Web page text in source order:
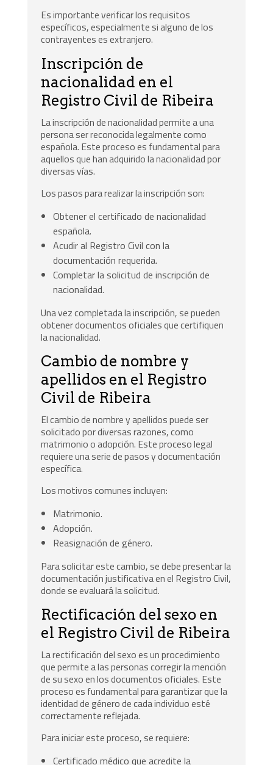
Es importante verificar los requisitos
específicos, especialmente si alguno de los
contrayentes es extranjero.
Inscripción de
nacionalidad en el
Registro Civil de Ribeira
La inscripción de nacionalidad permite a una
persona ser reconocida legalmente como
española. Este proceso es fundamental para
aquellos que han adquirido la nacionalidad por
diversas vías.
Los pasos para realizar la inscripción son:
Obtener el certificado de nacionalidad
española.
Acudir al Registro Civil con la
documentación requerida.
Completar la solicitud de inscripción de
nacionalidad.
Una vez completada la inscripción, se pueden
obtener documentos oficiales que certifiquen
la nacionalidad.
Cambio de nombre y
apellidos en el Registro
Civil de Ribeira
El cambio de nombre y apellidos puede ser
solicitado por diversas razones, como
matrimonio o adopción. Este proceso legal
requiere una serie de pasos y documentación
específica.
Los motivos comunes incluyen:
Matrimonio.
Adopción.
Reasignación de género.
Para solicitar este cambio, se debe presentar la
documentación justificativa en el Registro Civil,
donde se evaluará la solicitud.
Rectificación del sexo en
el Registro Civil de Ribeira
La rectificación del sexo es un procedimiento
que permite a las personas corregir la mención
de su sexo en los documentos oficiales. Este
proceso es fundamental para garantizar que la
identidad de género de cada individuo esté
correctamente reflejada.
Para iniciar este proceso, se requiere:
Certificado médico que acredite la